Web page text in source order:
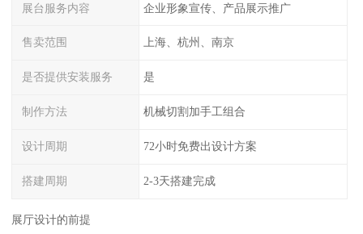
展台服务内容 企业形象宣传、产品展示推广
售卖范围 上海、杭州、南京
是否提供安装服务 是
制作方法 机械切割加手工组合
设计周期 72小时免费出设计方案
搭建周期 2-3天搭建完成
展厅设计的前提